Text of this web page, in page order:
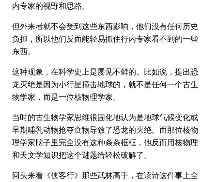
内专家的视野和思路。
但外来者就不会受到这些东西影响，他们没有任何历史
负担，所以他们反而能轻易抓住行内专家看不到的一些
东西。
这种现象，在科学史上是屡见不鲜的。比如说，提出恐
龙灭绝是因为小行星撞击地球的，就不是任何一个古生
物学家，而是一位核物理学家。
当时的古生物学家思维很固化地认为是地球气候变化或
早期哺乳动物抢夺食物导致了恐龙的灭绝。而那位核物
理学家脑子里完全没有这种条条框框，他反而用核物理
和天文学知识把这个谜题给轻松破解了。
回头来看《侠客行》那些武林高手，在读诗这件事上全